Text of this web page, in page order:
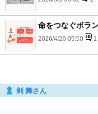
命をつなぐボラ
2026/4/20 05:50 1
剣 舞さん